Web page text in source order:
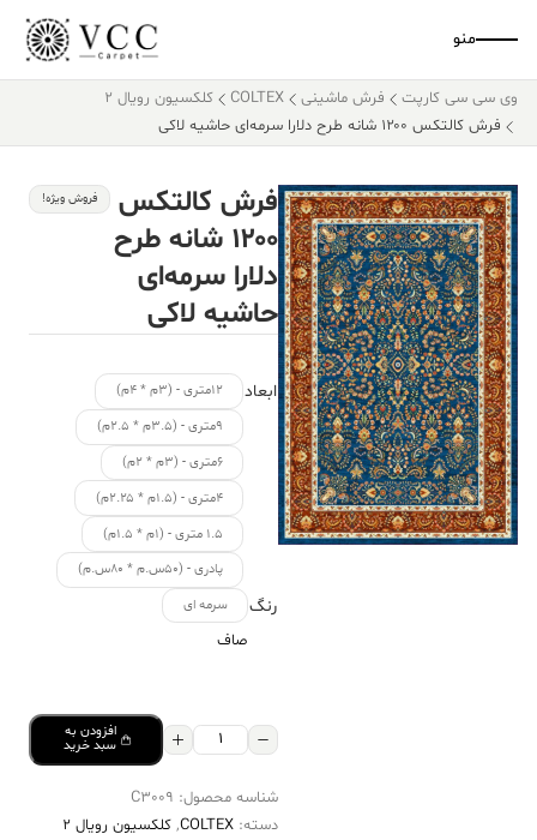
منو
وی سی سی کارپت فرش ماشینی COLTEX
کلکسیون رویال 2
فرش کالتکس ۱۲۰۰ شانه طرح دلارا سرمه‌ای حاشیه لاکی
فرش کالتکس
۱۲۰۰ شانه طرح
دلارا سرمه‌ای
حاشیه لاکی
فروش ویژه!
ابعاد
۱۲متری - (۳م * ۴م)
۹متری - (۳.۵م * ۲.۵م)
۶متری - (۳م * ۲م)
۴متری - (۱.۵م * ۲.۲۵م)
۱.۵ متری - (۱م * ۱.۵م)
پادری - (۵۰س.م * ۸۰س.م)
رنگ سرمه ای
صاف
فرش
۱۲۰۰
افزودن به
سبد خرید
شناسه محصول: C3009
دسته: COLTEX
, کلکسیون رویال 2